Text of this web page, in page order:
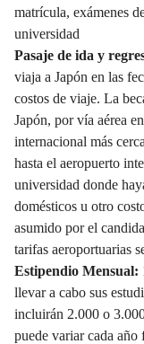
matrícula, exámenes
universidad
Pasaje de ida y
viaja a Japón en las
costos de viaje. La
Japón, por vía aérea
internacional más
hasta el aeropuerto
universidad donde
domésticos u otro
asumido por el
tarifas aeroportuarias
Estipendio Mensual:
llevar a cabo sus
incluirán 2.000 o
puede variar cada año